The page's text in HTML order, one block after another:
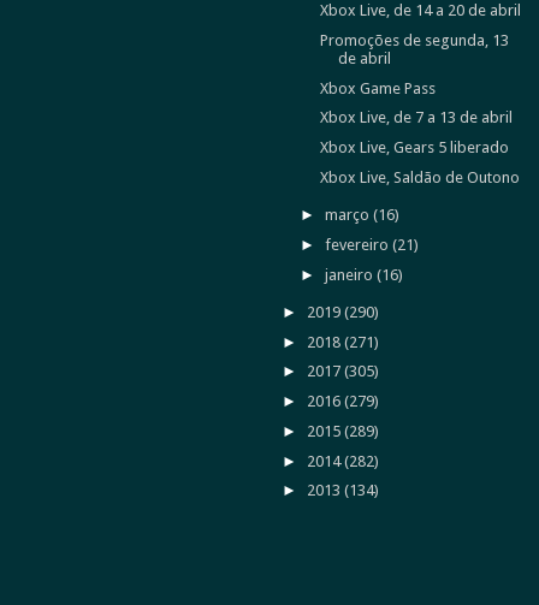
Xbox Live, de 14 a 20 de abril
Promoções de segunda, 13
de abril
Xbox Game Pass
Xbox Live, de 7 a 13 de abril
Xbox Live, Gears 5 liberado
Xbox Live, Saldão de Outono
►março(16)
►fevereiro(21)
►janeiro(16)
► 2019 (290)
► 2018 (271)
► 2017 (305)
► 2016 (279)
► 2015 (289)
► 2014(282)
► 2013 (134)